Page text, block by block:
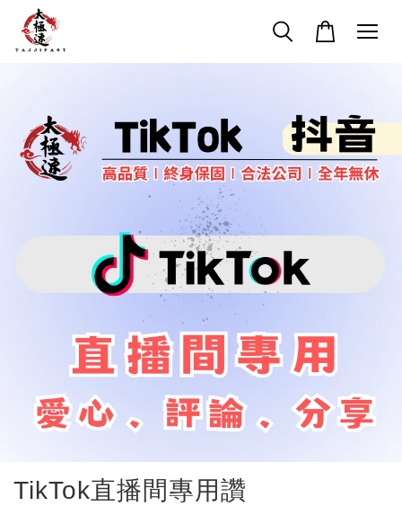
TikTok直播間專用讚